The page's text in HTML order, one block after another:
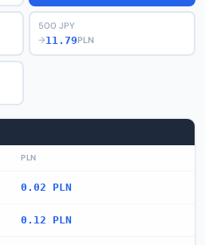
500 JPY
→11.79PLN
PLN
0.02 PLN
0.12 PLN